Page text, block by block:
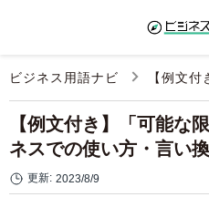
ビジネス用語ナビ 【例文
【例文付き】「可能な
ネスでの使い方・言い
更新: 2023/8/9